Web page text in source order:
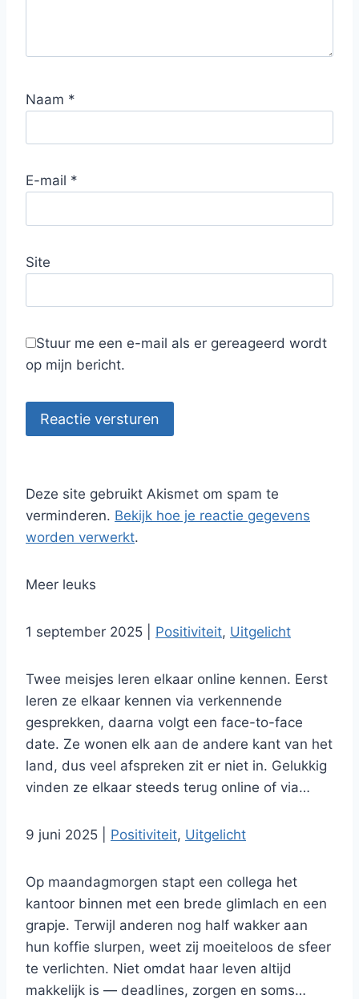
Naam *
E-mail *
Site
Stuur me een e-mail als er gereageerd wordt
op mijn bericht.
Reactie versturen
Deze site gebruikt Akismet om spam te
verminderen. Bekijk hoe je reactie gegevens
worden verwerkt.
Meer leuks
1 september 2025 Positiviteit, Uitgelicht
Twee meisjes leren elkaar online kennen. Eerst
leren ze elkaar kennen via verkennende
gesprekken, daarna volgt een face-to-face
date. Ze wonen elk aan de andere kant van het
land, dus veel afspreken zit er niet in. Gelukkig
vinden ze elkaar steeds terug online of via…
9 juni 2025 Positiviteit, Uitgelicht
Op maandagmorgen stapt een collega het
kantoor binnen met een brede glimlach en een
grapje. Terwijl anderen nog half wakker aan
hun koffie slurpen, weet zij moeiteloos de sfeer
te verlichten. Niet omdat haar leven altijd
makkelijk is — deadlines, zorgen en soms…